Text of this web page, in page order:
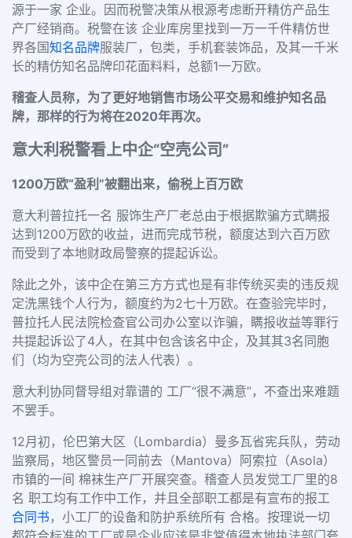
源于一家 企业。因而税警决策从根源考虑断开精仿产品生
产厂经销商。税警在该 企业库房里找到一万一千件精仿世
界各国知名品牌服装厂，包类，手机套装饰品，及其一千米
长的精仿知名品牌印花面料料，总额1一万欧。
稽查人员称，为了更好地销售市场公平交易和维护知名品
牌，那样的行为将在2020年再次。
意大利税警看上中企“空壳公司”
1200万欧“盈利”被翻出来，偷税上百万欧
意大利普拉托一名 服饰生产厂老总由于根据欺骗方式瞒报
达到1200万欧的收益，进而完成节税，额度达到六百万欧
而受到了本地财政局警察的提起诉讼。
除此之外，该中企在第三方方式也是有非传统买卖的违反规
定洗黑钱个人行为，额度约为2七十万欧。在查验完毕时，
普拉托人民法院检查官公司办公室以诈骗，瞒报收益等罪行
共提起诉讼了4人，在其中包含该名中企，及其其3名同胞
们（均为空壳公司的法人代表）。
意大利协同督导组对靠谱的 工厂“很不满意”，不查出来难题
不罢手。
12月初，伦巴第大区（Lombardia）曼多瓦省宪兵队，劳动
监察局，地区警员一同前去（Mantova）阿索拉（Asola）
市镇的一间 棉袜生产厂开展突查。稽查人员发觉工厂里的8
名 职工均有工作中工作，并且全部职工都是有宣布的报工
合同书 ，小工厂的设备和防护系统所有 合格。按理说一切